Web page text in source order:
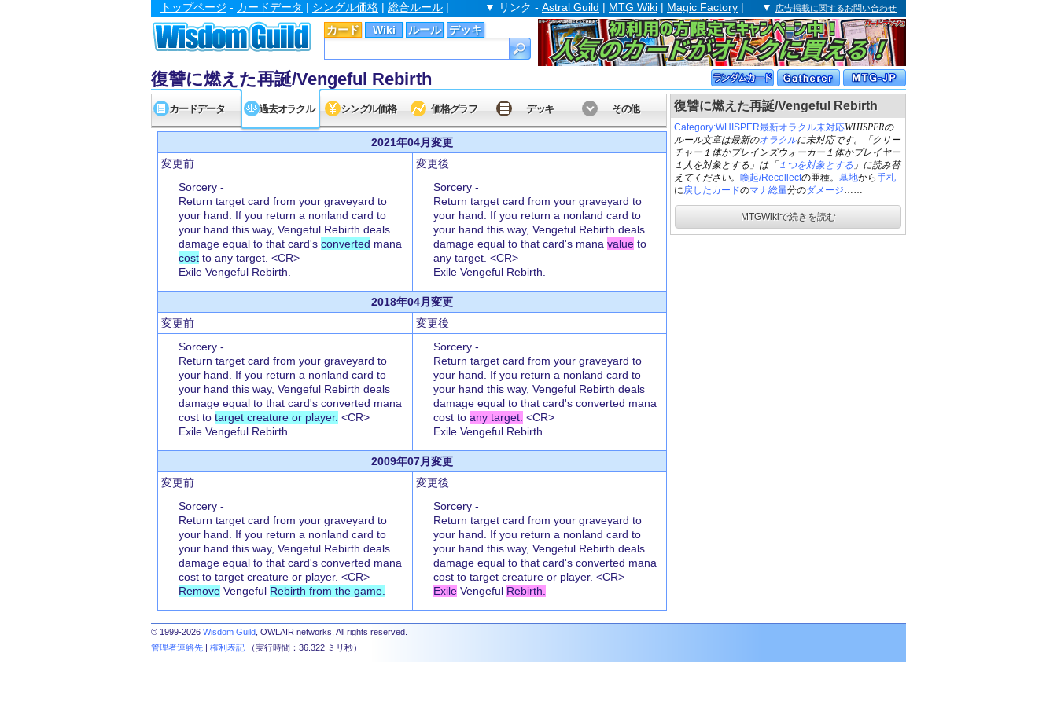
カード Wiki ルール デッキ
トップページ - カードデータ | シングル価格 | 総合ルール | ▼ リンク - Astral Guild | MTG Wiki | Magic Factory | ▼ 広告掲載に関するお問い合わせ
復讐に燃えた再誕/Vengeful Rebirth
復讐に燃えた再誕/Vengeful Rebirth
Category:WHISPER最新オラクル未対応WHISPERの
ルール文章は最新のオラクルに未対応です。「クリー
チャー１体かプレインズウォーカー１体かプレイヤー
１人を対象とする」は「 １つを対象とする 」に読み替
えてください。 喚起/Recollectの亜種。 墓地から手札
に戻したカードのマナ総量分のダメージ……
MTGWikiで続きを読む
カードデータ 過去オラクル シングル価格 価格グラフ デッキ その他
2021年04月変更
変更前
変更後
Sorcery -
Return target card from your graveyard to
your hand. If you return a nonland card to
your hand this way, Vengeful Rebirth deals
damage equal to that card's converted mana
costto any target. <CR>
Exile Vengeful Rebirth.
Sorcery -
Return target card from your graveyard to
your hand. If you return a nonland card to
your hand this way, Vengeful Rebirth deals
damage equal to that card's mana valueto
any target. <CR>
Exile Vengeful Rebirth.
2018年04月変更
変更前
変更後
Sorcery -
Return target card from your graveyard to
your hand. If you return a nonland card to
your hand this way, Vengeful Rebirth deals
damage equal to that card's converted mana
cost to target creature or player. <CR>
Exile Vengeful Rebirth.
Sorcery -
Return target card from your graveyard to
your hand. If you return a nonland card to
your hand this way, Vengeful Rebirth deals
damage equal to that card's converted mana
cost to any target. <CR>
Exile Vengeful Rebirth.
2009年07月変更
変更前
変更後
Sorcery -
Return target card from your graveyard to
your hand. If you return a nonland card to
your hand this way, Vengeful Rebirth deals
damage equal to that card's converted mana
cost to target creature or player. <CR>
RemoveVengeful Rebirth from the game.
Sorcery -
Return target card from your graveyard to
your hand. If you return a nonland card to
your hand this way, Vengeful Rebirth deals
damage equal to that card's converted mana
cost to target creature or player. <CR>
ExileVengeful Rebirth.
© 1999-2026 Wisdom Guild , OWLAIR networks, All rights reserved.
管理者連絡先 | 権利表記 （実行時間：36.322 ミリ秒）